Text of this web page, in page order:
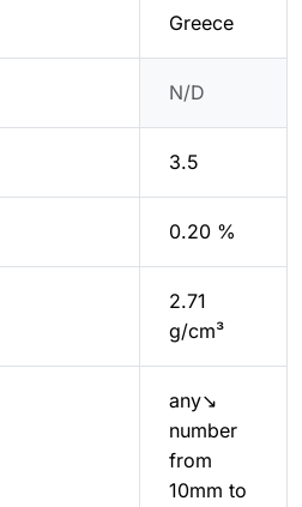
Greece
N/D
3.5
0.20 %
2.71
g/cm³
any↘
number
from
10mm to